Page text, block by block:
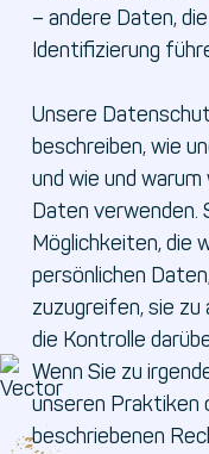
– andere Daten,
Identifizierung
Unsere
beschreiben, wie
und wie und
Daten verwenden.
Möglichkeiten, die
persönlichen
zuzugreifen, sie
die Kontrolle
Wenn Sie zu
unseren Praktiken
beschriebenen